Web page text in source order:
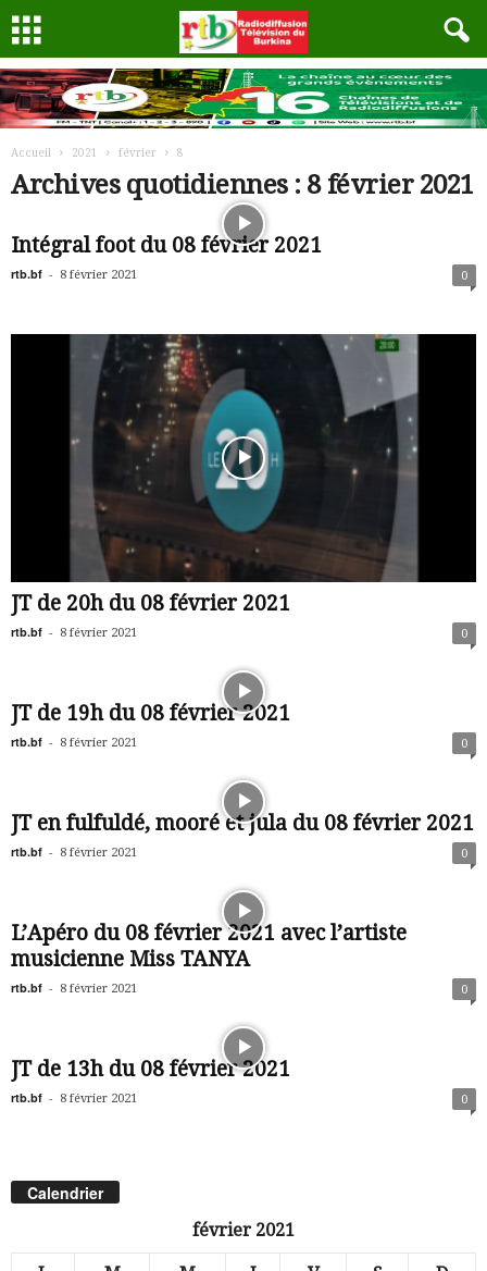
Accueil 2021 février 8
Archives quotidiennes : 8 février 2021
Intégral foot du 08 février 2021
rtb.bf - 8 février 2021 0
JT de 20h du 08 février 2021
rtb.bf - 8 février 2021 0
JT de 19h du 08 février 2021
rtb.bf - 8 février 2021 0
JT en fulfuldé, mooré et jula du 08 février 2021
rtb.bf - 8 février 2021 0
L’Apéro du 08 février 2021 avec l’artiste
musicienne Miss TANYA
rtb.bf - 8 février 2021 0
JT de 13h du 08 février 2021
rtb.bf - 8 février 2021 0
Calendrier
février 2021